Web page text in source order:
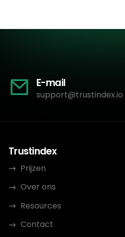
E-mail
support@trustindex.io
Trustindex
Prijzen
Over ons
Resources
Contact